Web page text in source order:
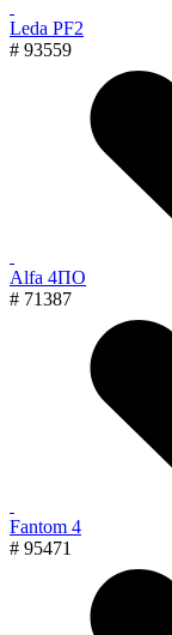
Leda PF2
# 93559
Alfa 4ПО
# 71387
Fantom 4
# 95471